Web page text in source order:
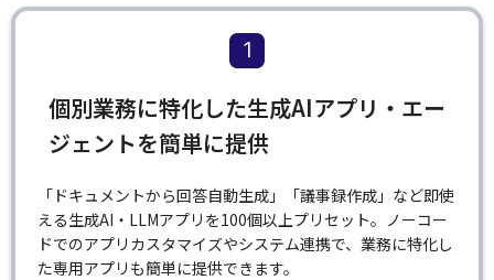
1
個別業務に特化した生成AIアプリ・エー
ジェントを簡単に提供
「ドキュメントから回答自動生成」「議事録作成」など即使
える生成AI・LLMアプリを100個以上プリセット。ノーコー
ドでのアプリカスタマイズやシステム連携で、業務に特化し
た専用アプリも簡単に提供できます。